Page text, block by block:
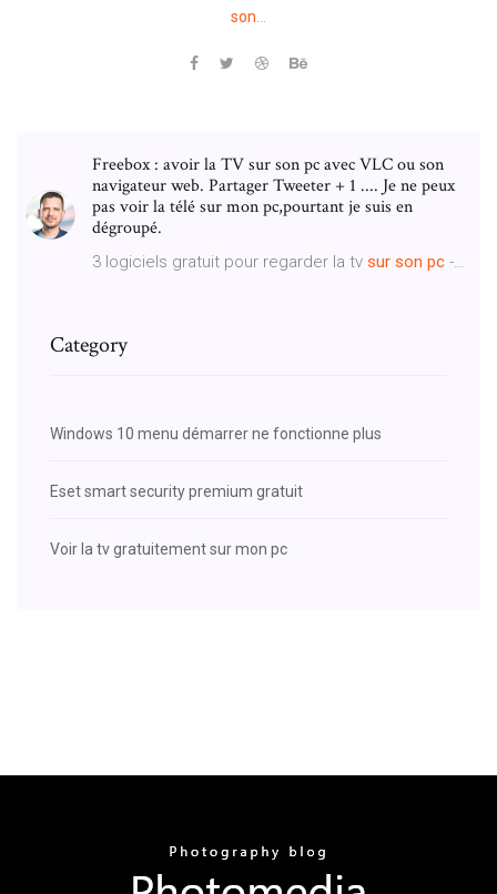
son
Freebox : avoir la TV sur son pc avec VLC ou son
navigateur web. Partager Tweeter + 1 .... Je ne peux
pas voir la télé sur mon pc,pourtant je suis en
dégroupé.
3 logiciels gratuit pour regarder la tv sur son pc -…
Category
Windows 10 menu démarrer ne fonctionne plus
Eset smart security premium gratuit
Voir la tv gratuitement sur mon pc